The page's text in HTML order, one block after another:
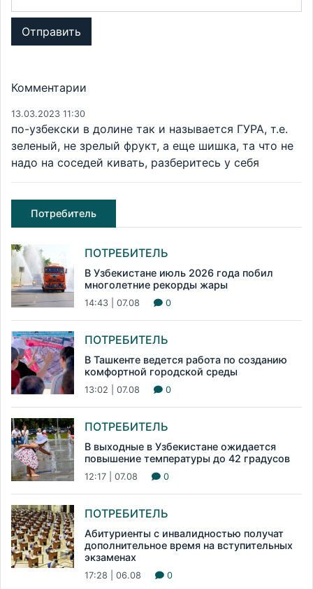
Отправить
Комментарии
13.03.2023 11:30
по-узбекски в долине так и называется ГУРА, т.е.
зеленый, не зрелый фрукт, а еще шишка, та что не
надо на соседей кивать, разберитесь у себя
Потребитель
ПОТРЕБИТЕЛЬ
В Узбекистане июль 2026 года побил
многолетние рекорды жары
14:43 | 07.08 0
ПОТРЕБИТЕЛЬ
В Ташкенте ведется работа по созданию
комфортной городской среды
13:02 | 07.08 0
ПОТРЕБИТЕЛЬ
В выходные в Узбекистане ожидается
повышение температуры до 42 градусов
12:17 | 07.08 0
ПОТРЕБИТЕЛЬ
Абитуриенты с инвалидностью получат
дополнительное время на вступительных
экзаменах
17:28 | 06.08 0